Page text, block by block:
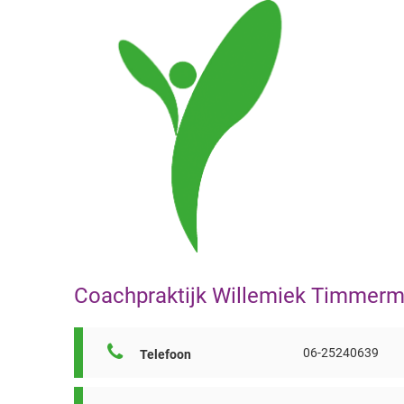
Coachpraktijk Willemiek
Telefoon 06-25240639